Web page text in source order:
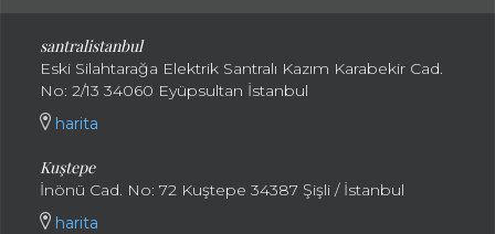
santralistanbul
Eski Silahtarağa Elektrik Santralı Kazım Karabekir Cad.
No: 2/13 34060 Eyüpsultan İstanbul
harita
Kuştepe
İnönü Cad. No: 72 Kuştepe 34387 Şişli / İstanbul
harita